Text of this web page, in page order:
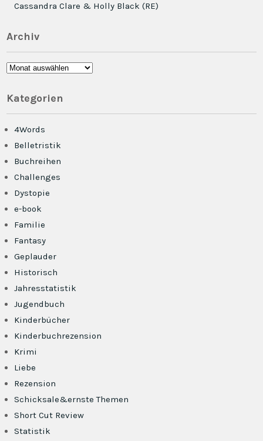
Cassandra Clare & Holly Black (RE)
Archiv
Archiv
Kategorien
4Words
Belletristik
Buchreihen
Challenges
Dystopie
e-book
Familie
Fantasy
Geplauder
Historisch
Jahresstatistik
Jugendbuch
Kinderbücher
Kinderbuchrezension
Krimi
Liebe
Rezension
Schicksale&ernste Themen
Short Cut Review
Statistik